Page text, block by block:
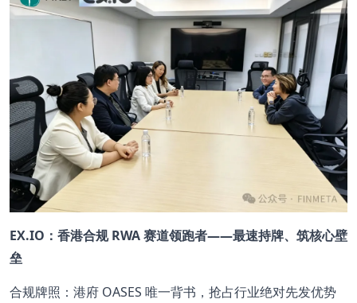
EX.IO：香港合规 RWA 赛道领跑者——最速持牌、筑核心壁
垒
合规牌照：港府 OASES 唯一背书，抢占行业绝对先发优势